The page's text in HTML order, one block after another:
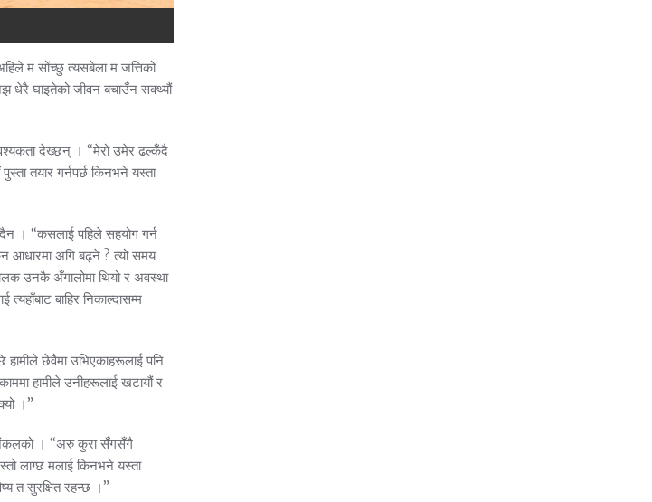
म सोंच्छु त्यसबेला म जत्तिको
धेरै घाइतेको जीवन बचाउँन सक्थ्यौं
देख्छन् । “मेरो उमेर ढल्कँदै
तयार गर्नपर्छ किनभने यस्ता
। “कसलाई पहिले सहयोग गर्न
आधारमा अगि बढ्ने ? त्यो समय
उनकै अँगालोमा थियो र अवस्था
बाहिर निकाल्दासम्म
छेवैमा उभिएकाहरूलाई पनि
हामीले उनीहरूलाई खटायौं र
।”
अंकलको । “अरु कुरा सँगसँगै
लाग्छ मलाई किनभने यस्ता
त सुरक्षित रहन्छ ।”